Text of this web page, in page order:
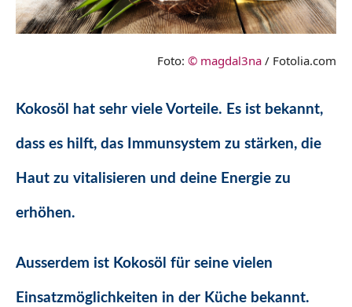
Foto: © magdal3na / Fotolia.com
Kokosöl hat sehr viele Vorteile. Es ist bekannt,
dass es hilft, das Immunsystem zu stärken, die
Haut zu vitalisieren und deine Energie zu
erhöhen.
Ausserdem ist Kokosöl für seine vielen
Einsatzmöglichkeiten in der Küche bekannt.